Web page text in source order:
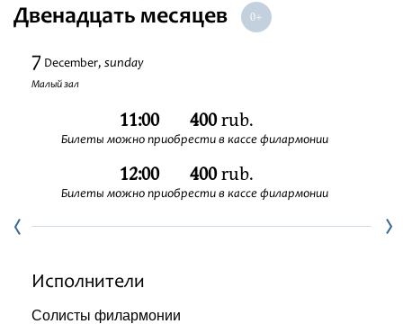
Current events
Festivals
Двенадцать месяцев
7 December, sunday
Малый зал
11:00 400rub.
Билеты можно приобрести в кассе филармонии
12:00 400rub.
Билеты можно приобрести в кассе филармонии
Исполнители
Солисты филармонии